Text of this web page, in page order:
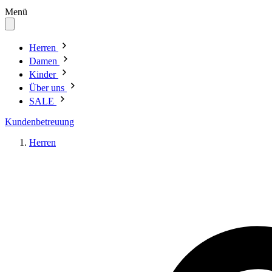
Menü
Herren
Damen
Kinder
Über uns
SALE
Kundenbetreuung
Herren